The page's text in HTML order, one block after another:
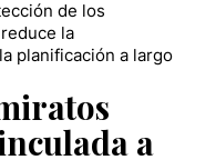
de los
la
planificación a largo
a